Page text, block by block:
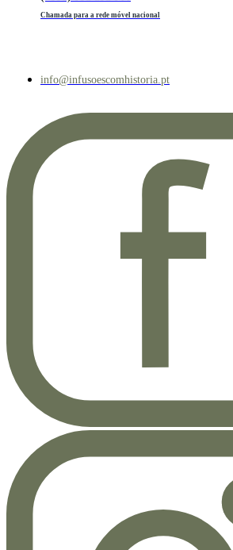
Chamada para a rede móvel nacional
info@infusoescomhistoria.pt